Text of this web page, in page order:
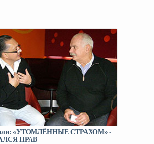
«УТОМЛЁННЫЕ СТРАХОМ» -
ПРАВ